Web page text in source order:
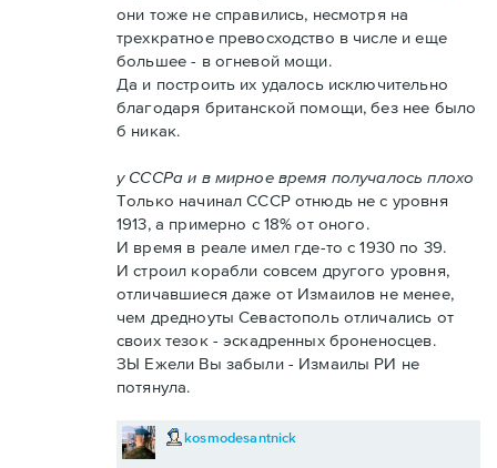
они тоже не справились, несмотря на
трехкратное превосходство в числе и еще
большее - в огневой мощи.
Да и построить их удалось исключительно
благодаря британской помощи, без нее было
б никак.
у СССРа и в мирное время получалось плохо
Только начинал СССР отнюдь не с уровня
1913, а примерно с 18% от оного.
И время в реале имел где-то с 1930 по 39.
И строил корабли совсем другого уровня,
отличавшиеся даже от Измаилов не менее,
чем дредноуты Севастополь отличались от
своих тезок - эскадренных броненосцев.
ЗЫ Ежели Вы забыли - Измаилы РИ не
потянула.
kosmodesantnick